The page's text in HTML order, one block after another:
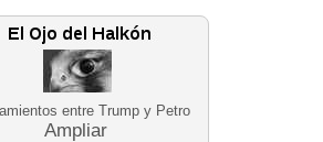
entre Trump y Petro
Ampliar
Educación Neira